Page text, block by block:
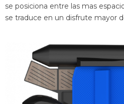
se posiciona entre las mas
se traduce en un disfrute mayor